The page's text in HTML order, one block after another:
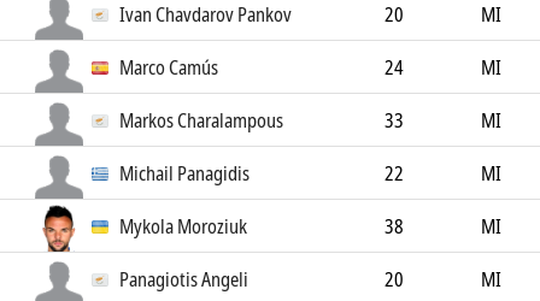
Ivan Chavdarov Pankov
20
MI
Marco Camús
24
MI
Markos Charalampous
33
MI
Michail Panagidis
22
MI
Mykola Moroziuk
38
MI
Panagiotis Angeli
20
MI